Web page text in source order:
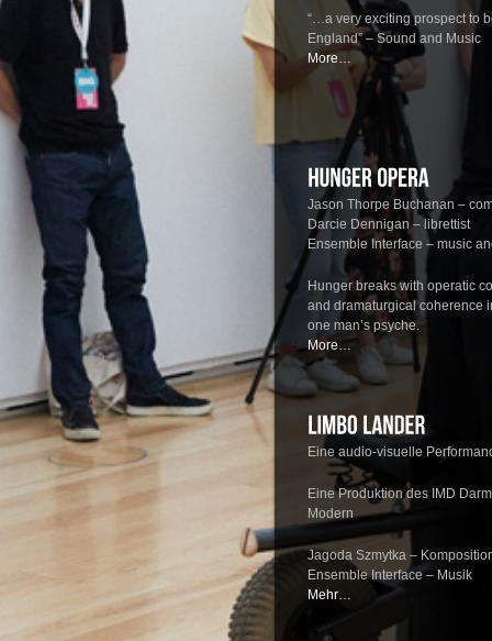
“…a very exciting prospect to
England” – Sound and Music
More…
Jason Thorpe Buchanan –
Darcie Dennigan– librettist
Ensemble Interface – music
Hunger breaks with operatic
and dramaturgical coherence
one man’s psyche.
More…
Eine audio-visuelle
Eine Produktion des IMD
Modern
Jagoda Szmytka –
Ensemble Interface – Musik
Mehr…